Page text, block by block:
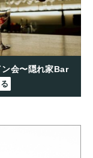
ン会〜隠れ家Bar